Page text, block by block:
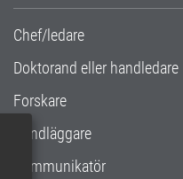
Chef/ledare
Doktorand eller handledare
Forskare
Handläggare
Kommunikatör